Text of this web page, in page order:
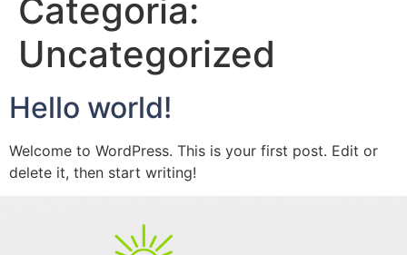
Categoria:
Uncategorized
Hello world!
Welcome to WordPress. This is your first post. Edit or
delete it, then start writing!